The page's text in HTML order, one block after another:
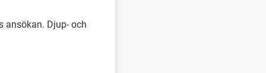
ansökan. Djup- och